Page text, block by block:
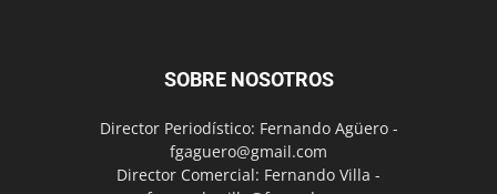
SOBRE NOSOTROS
Director Periodístico: Fernando Agüero -
fgaguero@gmail.com
Director Comercial: Fernando Villa -